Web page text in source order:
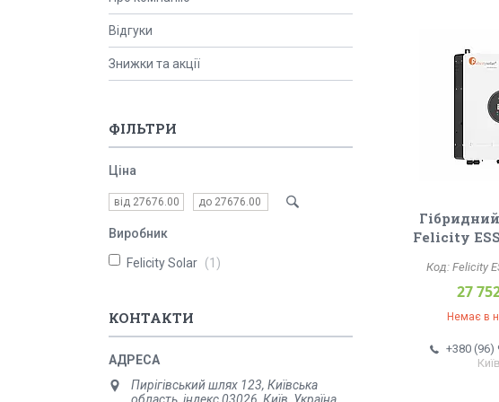
Felicity
Felicity
27
Немає в
+380 (96)
Відгуки
Знижки та акції
ФІЛЬТРИ
Ціна
Виробник
Felicity Solar 1
КОНТАКТИ
Пирігівський шлях 123, Київська